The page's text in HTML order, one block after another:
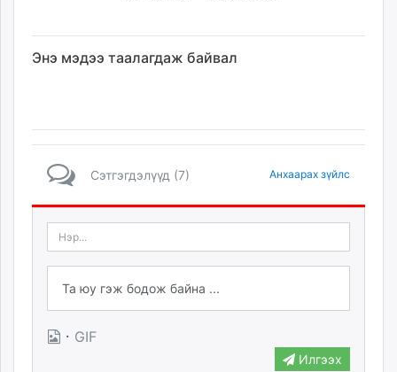
Энэ мэдээ таалагдаж байвал
Сэтгэгдэлүүд (7) Анхаарах зүйлс
· GIF
Илгээх